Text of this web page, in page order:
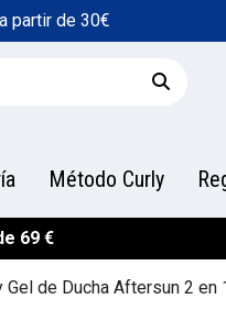
partir de 30€
Método Curly
69 €
Gel de Ducha Aftersun 2 en